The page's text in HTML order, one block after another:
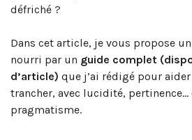
défriché ?
Dans cet article, je vous propose
nourri par un guide complet
d’article) que j’ai rédigé pour
trancher, avec lucidité, pertinence…
pragmatisme.